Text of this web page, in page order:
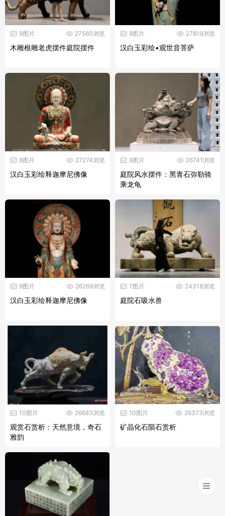
27560浏览
9图片
木雕根雕老虎摆件庭院摆件
27819浏览
8图片
汉白玉彩绘•观世音菩萨
27274浏览
8图片
汉白玉彩绘释迦摩尼佛像
26741浏览
8图片
庭院风水摆件：黑青石弥勒骑
乘龙龟
26269浏览
9图片
汉白玉彩绘释迦摩尼佛像
24318浏览
7图片
庭院石吸水兽
26683浏览
10图片
观赏石赏析：天然意境，奇石
雅韵
26373浏览
10图片
矿晶化石陨石赏析